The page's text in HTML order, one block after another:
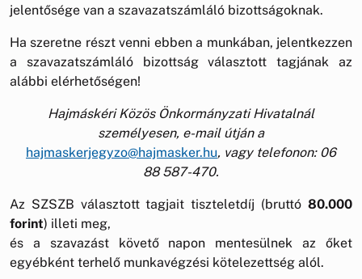
jelentősége van a szavazatszámláló bizottságoknak.
Ha szeretne részt venni ebben a munkában, jelentkezzen
a szavazatszámláló bizottság választott tagjának az
alábbi elérhetőségen!
Hajmáskéri Közös Önkormányzati Hivatalnál
személyesen, e-mail útján a
hajmaskerjegyzo@hajmasker.hu, vagy telefonon: 06
88 587-470.
Az SZSZB választott tagjait tiszteletdíj (bruttó 80.000
forint) illeti meg,
és a szavazást követő napon mentesülnek az őket
egyébként terhelő munkavégzési kötelezettség alól.